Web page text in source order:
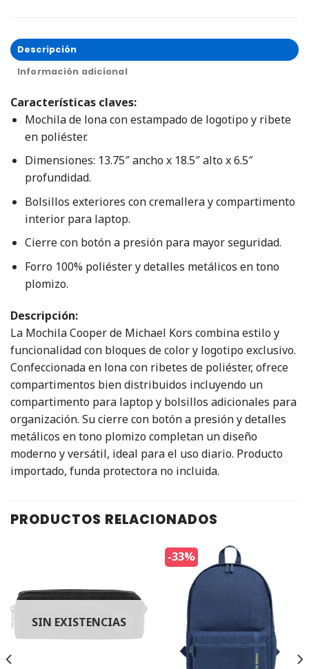
Descripción
Información adicional
Características claves:
Mochila de lona con estampado de logotipo y ribete
en poliéster.
Dimensiones: 13.75″ ancho x 18.5″ alto x 6.5″
profundidad.
Bolsillos exteriores con cremallera y compartimento
interior para laptop.
Cierre con botón a presión para mayor seguridad.
Forro 100% poliéster y detalles metálicos en tono
plomizo.
Descripción:
La Mochila Cooper de Michael Kors combina estilo y
funcionalidad con bloques de color y logotipo exclusivo.
Confeccionada en lona con ribetes de poliéster, ofrece
compartimentos bien distribuidos incluyendo un
compartimento para laptop y bolsillos adicionales para
organización. Su cierre con botón a presión y detalles
metálicos en tono plomizo completan un diseño
moderno y versátil, ideal para el uso diario. Producto
importado, funda protectora no incluida.
PRODUCTOS RELACIONADOS
SIN EXISTENCIAS
-33%